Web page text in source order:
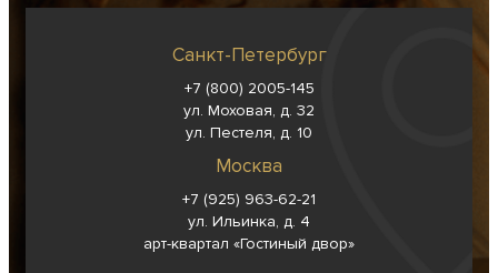
Санкт-Петербург
+7 (800) 2005-145
ул. Моховая, д. 32
ул. Пестеля, д. 10
Москва
+7 (925) 963-62-21
ул. Ильинка, д. 4
арт-квартал «Гостиный двор»